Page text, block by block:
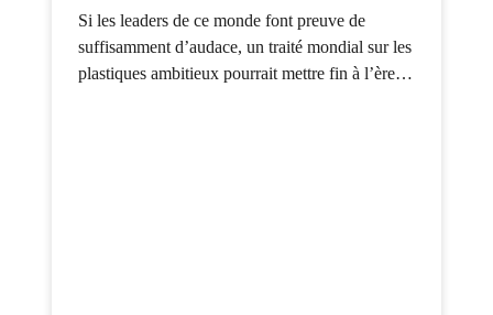
Si les leaders de ce monde font preuve de
suffisamment d’audace, un traité mondial sur les
plastiques ambitieux pourrait mettre fin à l’ère